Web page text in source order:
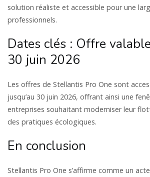
solution réaliste et accessible pour une
professionnels.
Dates clés : Offre
30 juin 2026
Les offres de Stellantis Pro One sont
jusqu’au 30 juin 2026, offrant ainsi une
entreprises souhaitant moderniser leur
des pratiques écologiques.
En conclusion
Stellantis Pro One s’affirme comme un